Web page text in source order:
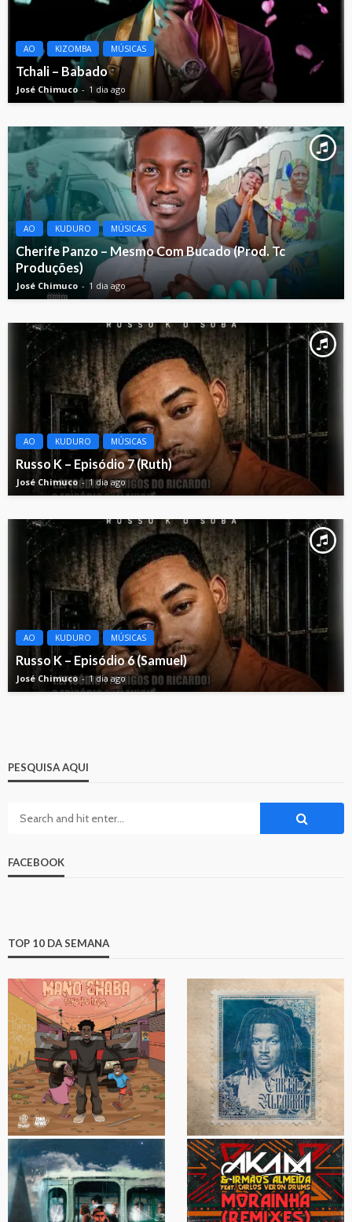
AO KIZOMBA MÚSICAS
Tchali – Babado
José Chimuco 1 dia ago
AO KUDURO MÚSICAS
Cherife Panzo – Mesmo Com Bucado (Prod. Tc
Produções)
José Chimuco 1 dia ago
AO KUDURO MÚSICAS
Russo K – Episódio 7 (Ruth)
José Chimuco 1 dia ago
AO KUDURO MÚSICAS
Russo K – Episódio 6 (Samuel)
José Chimuco 1 dia ago
PESQUISA AQUI
FACEBOOK
TOP 10 DA SEMANA